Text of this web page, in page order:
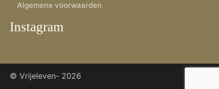
Algemene voorwaarden
Instagram
© Vrijeleven- 2026